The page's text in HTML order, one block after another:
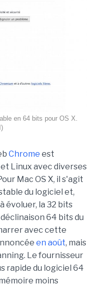
en 64 bits pour OS X.
Chrome est
Linux avec diverses
Mac OS X, il s'agit
du logiciel et,
évoluer, la 32 bits
64 bits du
avec cette
en août, mais
Le fournisseur
rapide du logiciel 64
moins